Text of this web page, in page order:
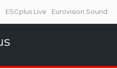
ESCplus Live Eurovision Sound